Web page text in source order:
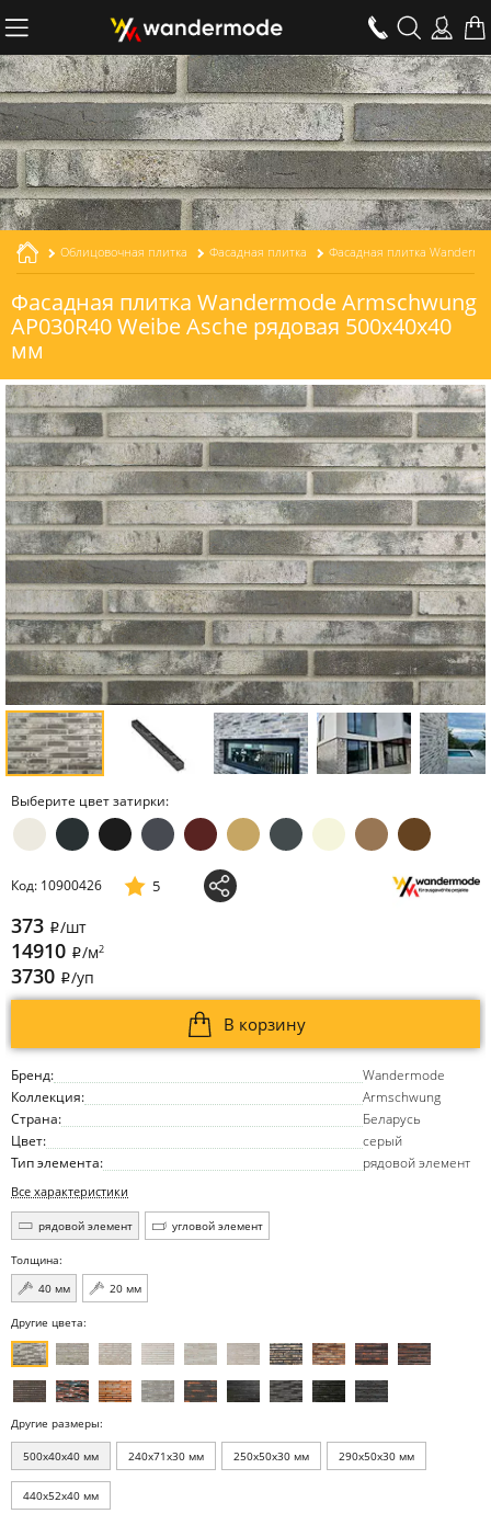
Облицовочная плитка Фасадная плитка
Фасадная плитка Wandermode Armschwung
AP030R40 Weibe Asche рядовая 500x40x40
мм
Выберите цвет затирки:
Бренд:
Wandermode
Коллекция:
Armschwung
Страна:
Беларусь
Цвет:
серый
Тип элемента:
рядовой элемент
Все характеристики
рядовой элемент угловой элемент
Толщина:
40 мм
20 мм
Код: 10900426 5
373 i/шт
14910 i/м2
3730 i/уп
В корзину
Другие цвета:
Другие размеры:
500x40x40 мм 240x71x30 мм 250x50x30 мм 290x50x30 мм
440x52x40 мм